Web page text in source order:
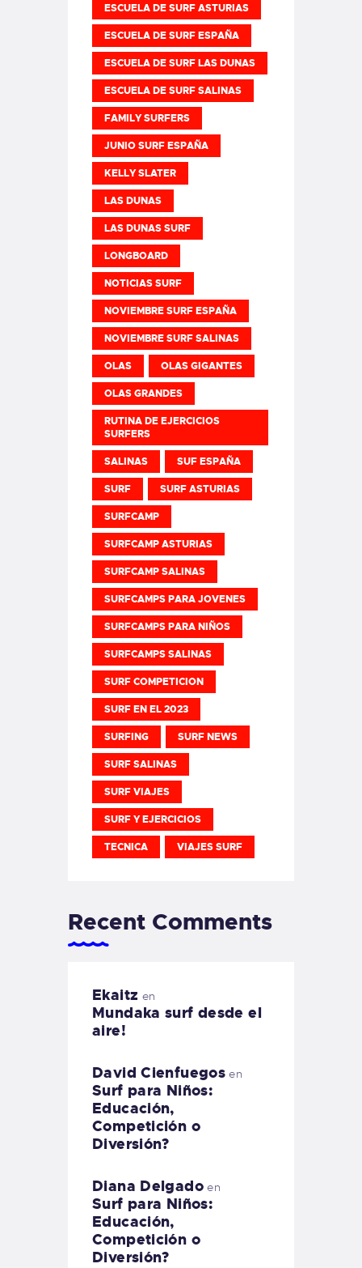
ESCUELA DE SURF ASTURIAS
ESCUELA DE SURF ESPAÑA
ESCUELA DE SURF LAS DUNAS
ESCUELA DE SURF SALINAS
FAMILY SURFERS
JUNIO SURF ESPAÑA
KELLY SLATER
LAS DUNAS
LAS DUNAS SURF
LONGBOARD
NOTICIAS SURF
NOVIEMBRE SURF ESPAÑA
NOVIEMBRE SURF SALINAS
OLAS OLAS GIGANTES
OLAS GRANDES
RUTINA DE EJERCICIOS
SURFERS
SALINAS SUF ESPAÑA
SURF SURF ASTURIAS
SURFCAMP
SURFCAMP ASTURIAS
SURFCAMP SALINAS
SURFCAMPS PARA JOVENES
SURFCAMPS PARA NIÑOS
SURFCAMPS SALINAS
SURF COMPETICION
SURF EN EL 2023
SURFING SURF NEWS
SURF SALINAS
SURF VIAJES
SURF Y EJERCICIOS
TECNICA VIAJES SURF
Recent Comments
Ekaitz en
Mundaka surf desde el
aire!
David Cienfuegos en
Surf para Niños:
Educación,
Competición o
Diversión?
Diana Delgadoen
Surf para Niños:
Educación,
Competición o
Diversión?